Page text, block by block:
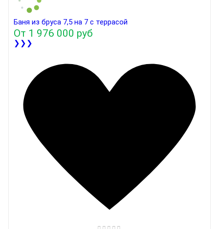
Баня из бруса 7,5 на 7 с террасой
От 1 976 000 руб
❯❯❯